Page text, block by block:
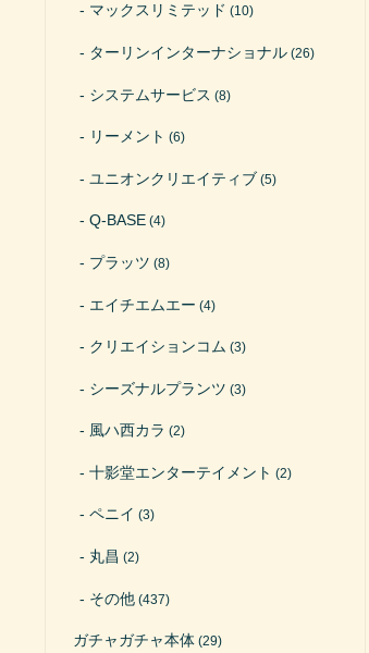
マックスリミテッド (10)
ターリンインターナショナル (26)
システムサービス (8)
リーメント (6)
ユニオンクリエイティブ (5)
Q-BASE (4)
プラッツ (8)
エイチエムエー (4)
クリエイションコム (3)
シーズナルプランツ (3)
風ハ西カラ (2)
十影堂エンターテイメント (2)
ペニイ (3)
丸昌 (2)
その他 (437)
ガチャガチャ本体 (29)